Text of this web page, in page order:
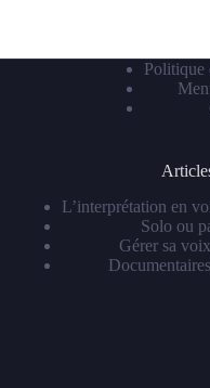
Politique
L’interprétation en
Solo ou
Gérer sa